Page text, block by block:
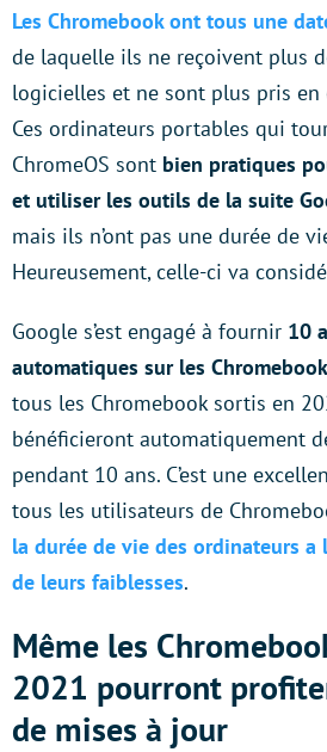
Les Chromebook ont tous une
de laquelle ils ne reçoivent plus
logicielles et ne sont plus pris en
Ces ordinateurs portables qui
ChromeOS sont bien pratiques
et utiliser les outils de la suite
mais ils n’ont pas une durée de
Heureusement, celle-ci va
Google s’est engagé à fournir 10
automatiques sur les Chromebook
tous les Chromebook sortis en
bénéficieront automatiquement
pendant 10 ans. C’est une
tous les utilisateurs de
la durée de vie des ordinateurs a
de leurs faiblesses.
Même les
2021 pourront
de mises à jour